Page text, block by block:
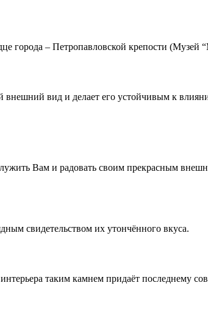
города – Петропавловской крепости
вид и делает его устойчивым к
Вам и радовать своим прекрасным
свидетельством их утончённого вкуса.
таким камнем придаёт последнему